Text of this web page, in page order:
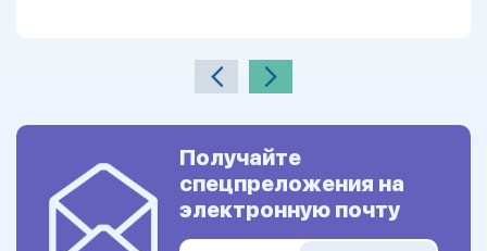
Получайте
спецпреложения на
электронную почту